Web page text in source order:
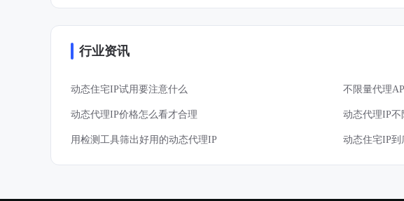
行业资讯
动态住宅IP试用要注意什么 不限量代理
动态代理IP价格怎么看才合理 动态代理IP不
用检测工具筛出好用的动态代理IP 动态住宅IP到